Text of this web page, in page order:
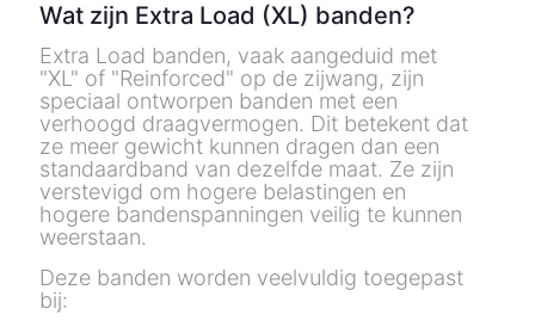
Wat zijn Extra Load (XL) banden?
Extra Load banden, vaak aangeduid met
"XL" of "Reinforced" op de zijwang, zijn
speciaal ontworpen banden met een
verhoogd draagvermogen. Dit betekent dat
ze meer gewicht kunnen dragen dan een
standaardband van dezelfde maat. Ze zijn
verstevigd om hogere belastingen en
hogere bandenspanningen veilig te kunnen
weerstaan.
Deze banden worden veelvuldig toegepast
bij: